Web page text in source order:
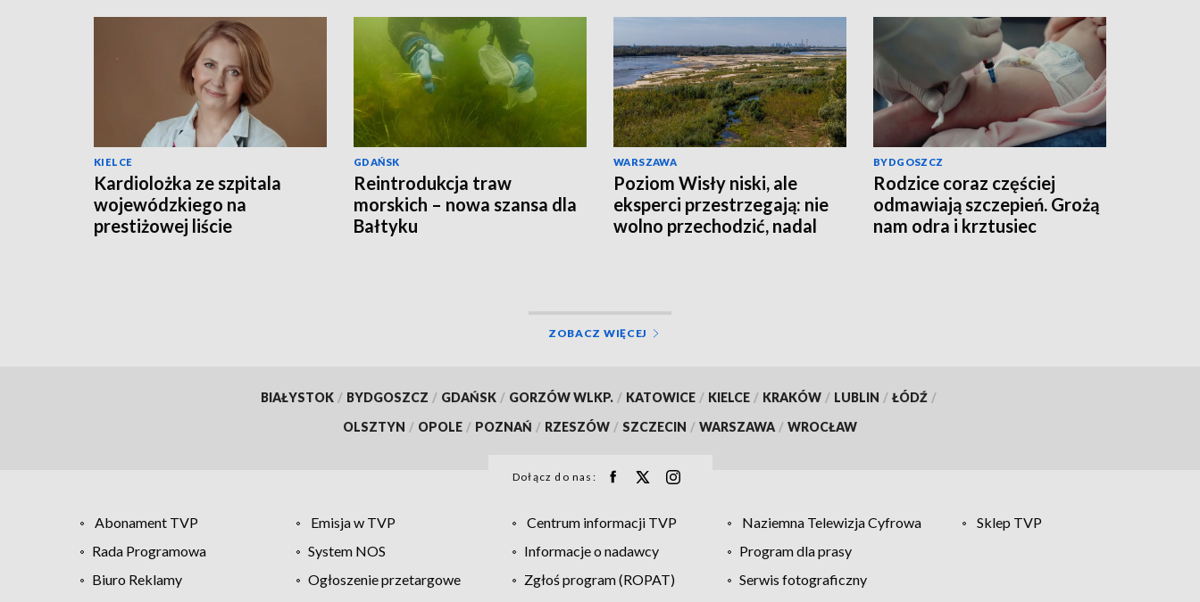
KIELCE
Kardiolożka ze szpitala
wojewódzkiego na
prestiżowej liście
GDAŃSK
Reintrodukcja traw
morskich – nowa szansa dla
Bałtyku
WARSZAWA
Poziom Wisły niski, ale
eksperci przestrzegają: nie
wolno przechodzić, nadal
BYDGOSZCZ
Rodzice coraz częściej
odmawiają szczepień. Grożą
nam odra i krztusiec
ZOBACZ WIĘCEJ
BIAŁYSTOK / BYDGOSZCZ / GDAŃSK / GORZÓW WLKP. / KATOWICE / KIELCE / KRAKÓW / LUBLIN / ŁÓDŹ /
OLSZTYN / OPOLE / POZNAŃ / RZESZÓW / SZCZECIN / WARSZAWA / WROCŁAW
Dołącz do nas:
Abonament TVP Emisja w TVP Centrum informacji TVP Naziemna Telewizja Cyfrowa
Sklep TVP
Rada Programowa
System NOS Informacje o nadawcy
Program dla prasy
Biuro Reklamy
Ogłoszenie przetargowe Zgłoś program (ROPAT)
Serwis fotograficzny